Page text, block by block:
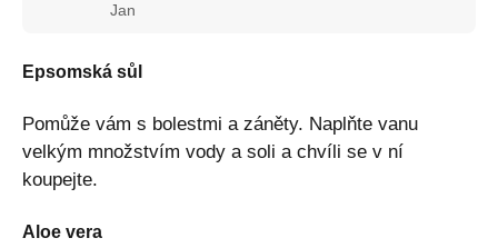
Jan
Epsomská sůl
Pomůže vám s bolestmi a záněty. Naplňte vanu
velkým množstvím vody a soli a chvíli se v ní
koupejte.
Aloe vera